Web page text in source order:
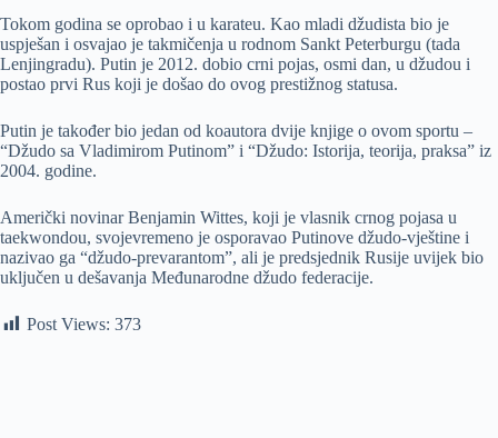
Tokom godina se oprobao i u karateu. Kao mladi džudista bio je
uspješan i osvajao je takmičenja u rodnom Sankt Peterburgu (tada
Lenjingradu). Putin je 2012. dobio crni pojas, osmi dan, u džudou i
postao prvi Rus koji je došao do ovog prestižnog statusa.
Putin je također bio jedan od koautora dvije knjige o ovom sportu –
“Džudo sa Vladimirom Putinom” i “Džudo: Istorija, teorija, praksa” iz
2004. godine.
Američki novinar Benjamin Wittes, koji je vlasnik crnog pojasa u
taekwondou, svojevremeno je osporavao Putinove džudo-vještine i
nazivao ga “džudo-prevarantom”, ali je predsjednik Rusije uvijek bio
uključen u dešavanja Međunarodne džudo federacije.
Post Views: 373